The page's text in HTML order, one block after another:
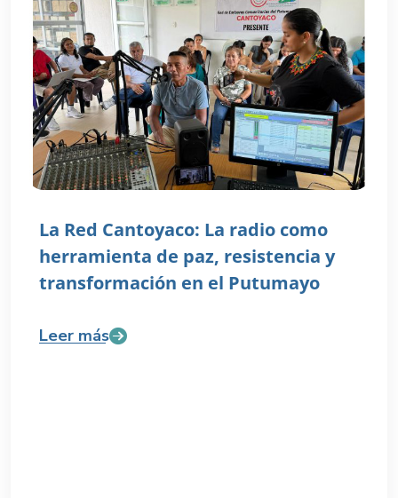
La Red Cantoyaco: La radio como
herramienta de paz, resistencia y
transformación en el Putumayo
Leer más